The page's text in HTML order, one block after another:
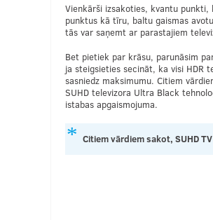
Vienkārši izsakoties, kvantu
punktus kā tīru, baltu gaismas
tās var saņemt ar parastajiem
Bet pietiek par krāsu, parunāsim
ja steigsieties secināt, ka visi HDR
sasniedz maksimumu. Citiem
SUHD televizora Ultra Black
istabas apgaismojuma.
Citiem vārdiem sakot, SUHD